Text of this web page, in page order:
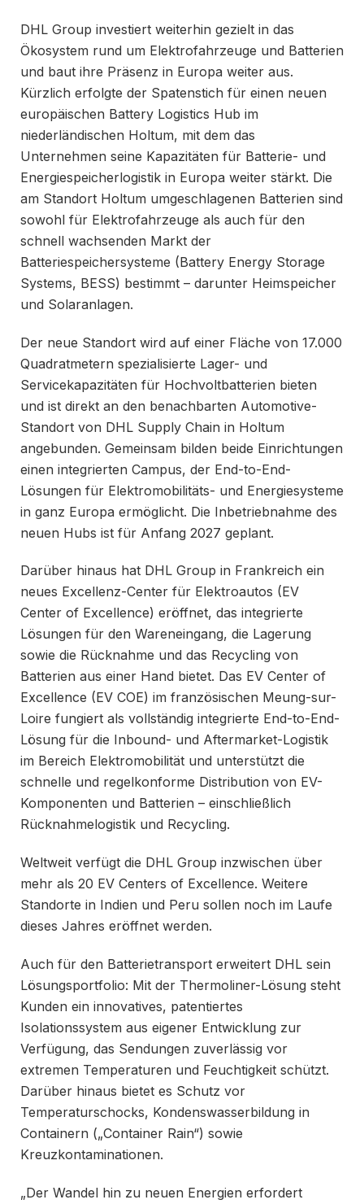
DHL Group investiert weiterhin gezielt in das
Ökosystem rund um Elektrofahrzeuge und Batterien
und baut ihre Präsenz in Europa weiter aus.
Kürzlich erfolgte der Spatenstich für einen neuen
europäischen Battery Logistics Hub im
niederländischen Holtum, mit dem das
Unternehmen seine Kapazitäten für Batterie- und
Energiespeicherlogistik in Europa weiter stärkt. Die
am Standort Holtum umgeschlagenen Batterien sind
sowohl für Elektrofahrzeuge als auch für den
schnell wachsenden Markt der
Batteriespeichersysteme (Battery Energy Storage
Systems, BESS) bestimmt – darunter Heimspeicher
und Solaranlagen.
Der neue Standort wird auf einer Fläche von 17.000
Quadratmetern spezialisierte Lager- und
Servicekapazitäten für Hochvoltbatterien bieten
und ist direkt an den benachbarten Automotive-
Standort von DHL Supply Chain in Holtum
angebunden. Gemeinsam bilden beide Einrichtungen
einen integrierten Campus, der End-to-End-
Lösungen für Elektromobilitäts- und Energiesysteme
in ganz Europa ermöglicht. Die Inbetriebnahme des
neuen Hubs ist für Anfang 2027 geplant.
Darüber hinaus hat DHL Group in Frankreich ein
neues Excellenz-Center für Elektroautos (EV
Center of Excellence) eröffnet, das integrierte
Lösungen für den Wareneingang, die Lagerung
sowie die Rücknahme und das Recycling von
Batterien aus einer Hand bietet. Das EV Center of
Excellence (EV COE) im französischen Meung-sur-
Loire fungiert als vollständig integrierte End-to-End-
Lösung für die Inbound- und Aftermarket-Logistik
im Bereich Elektromobilität und unterstützt die
schnelle und regelkonforme Distribution von EV-
Komponenten und Batterien – einschließlich
Rücknahmelogistik und Recycling.
Weltweit verfügt die DHL Group inzwischen über
mehr als 20 EV Centers of Excellence. Weitere
Standorte in Indien und Peru sollen noch im Laufe
dieses Jahres eröffnet werden.
Auch für den Batterietransport erweitert DHL sein
Lösungsportfolio: Mit der Thermoliner-Lösung steht
Kunden ein innovatives, patentiertes
Isolationssystem aus eigener Entwicklung zur
Verfügung, das Sendungen zuverlässig vor
extremen Temperaturen und Feuchtigkeit schützt.
Darüber hinaus bietet es Schutz vor
Temperaturschocks, Kondenswasserbildung in
Containern („Container Rain“) sowie
Kreuzkontaminationen.
„Der Wandel hin zu neuen Energien erfordert